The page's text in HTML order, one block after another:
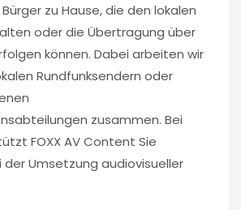
zu Hause, die den lokalen
oder die Übertragung über
können. Dabei arbeiten wir
Rundfunksendern oder
zusammen. Bei
FOXX AV Content Sie
Umsetzung audiovisueller